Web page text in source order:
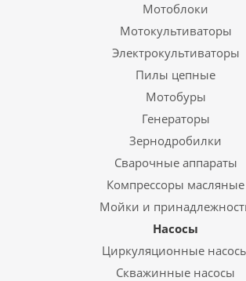
Мотоблоки
Мотокультиваторы
Электрокультиваторы
Пилы цепные
Мотобуры
Генераторы
Зернодробилки
Сварочные аппараты
Компрессоры масляные
Мойки и
Насосы
Циркуляционные
Скважинные насосы